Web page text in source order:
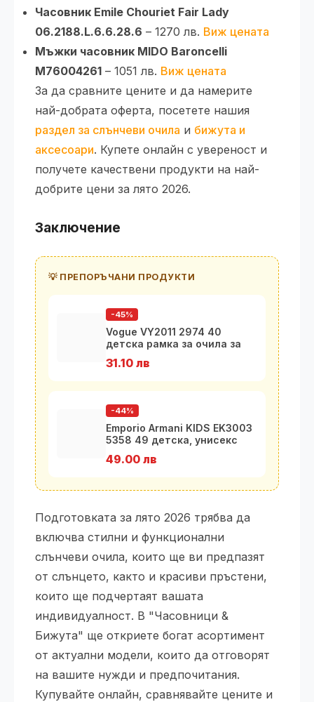
Часовник Emile Chouriet Fair Lady
06.2188.L.6.6.28.6 – 1270 лв. Виж цената
Мъжки часовник MIDO Baroncelli
M76004261 – 1051 лв. Виж цената
За да сравните цените и да намерите
най-добрата оферта, посетете нашия
раздел за слънчеви очила и бижута и
аксесоари. Купете онлайн с увереност и
получете качествени продукти на най-
добрите цени за лято 2026.
Заключение
💡 ПРЕПОРЪЧАНИ ПРОДУКТИ
-45%
Vogue VY2011 2974 40
детска рамка за очила за
31.10 лв
-44%
Emporio Armani KIDS EK3003
5358 49 детска, унисекс
49.00 лв
Подготовката за лято 2026 трябва да
включва стилни и функционални
слънчеви очила, които ще ви предпазят
от слънцето, както и красиви пръстени,
които ще подчертаят вашата
индивидуалност. В "Часовници &
Бижута" ще откриете богат асортимент
от актуални модели, които да отговорят
на вашите нужди и предпочитания.
Купувайте онлайн, сравнявайте цените и